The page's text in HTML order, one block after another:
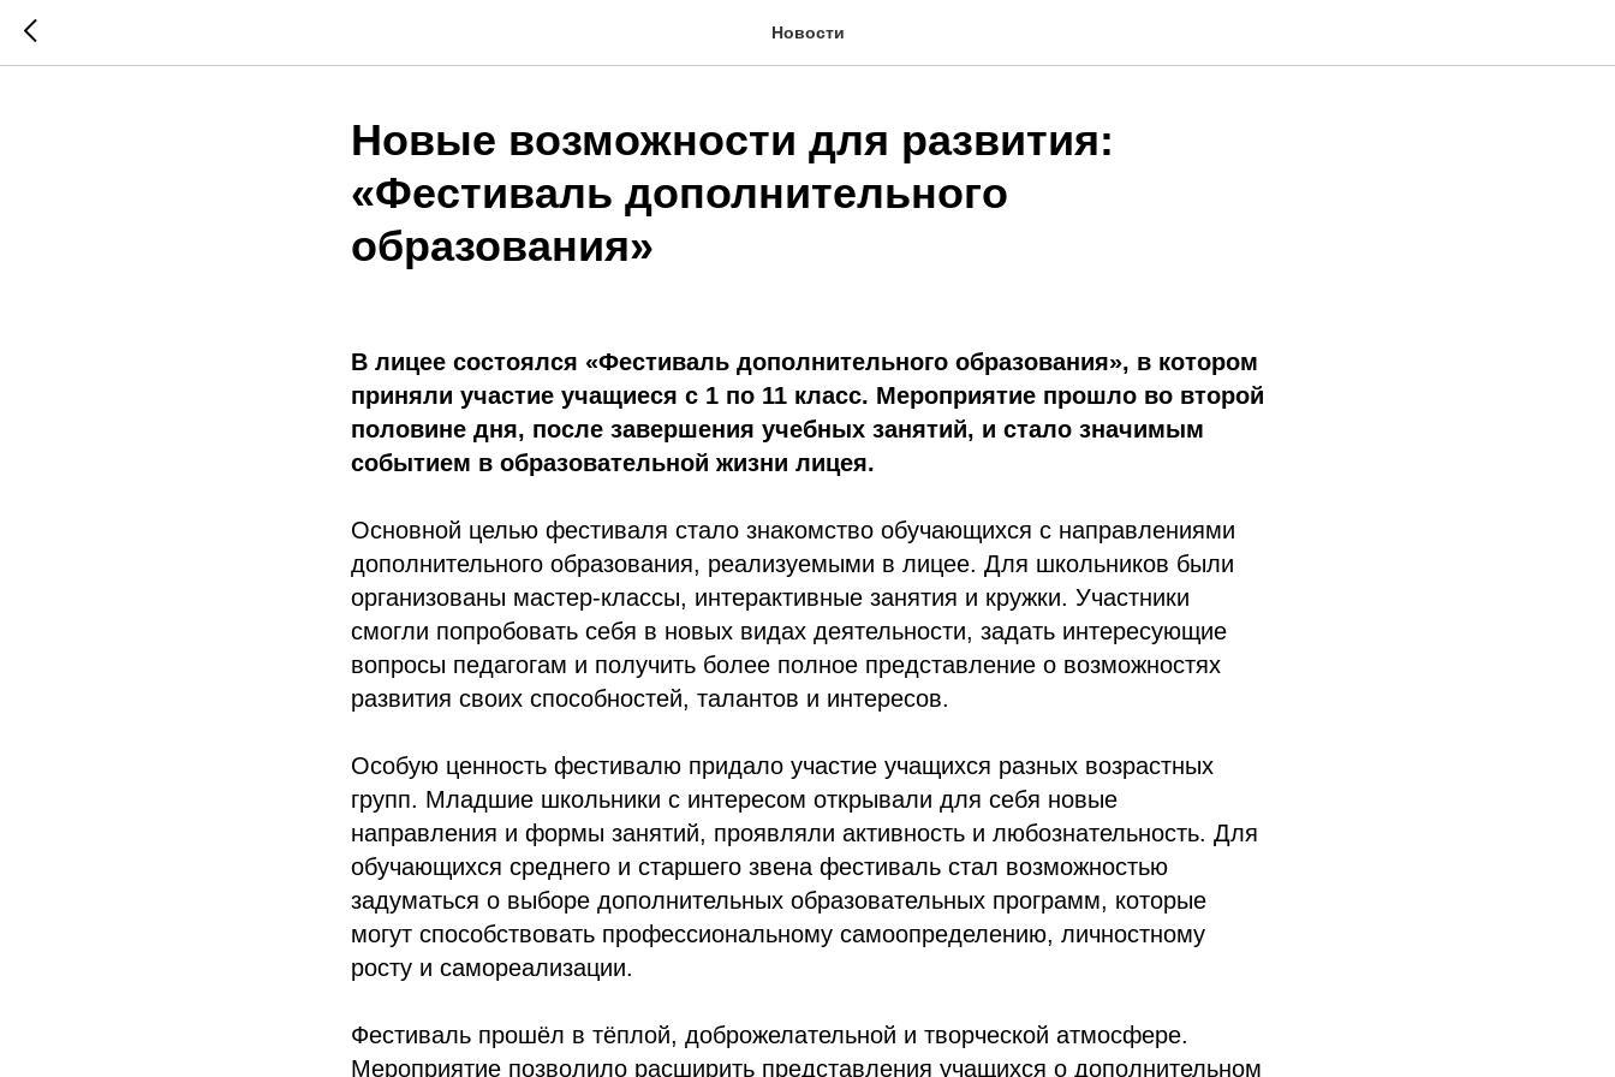
Новости
Новые возможности для развития:
«Фестиваль дополнительного
образования»
В лицее состоялся «Фестиваль дополнительного образования», в котором
приняли участие учащиеся с 1 по 11 класс. Мероприятие прошло во второй
половине дня, после завершения учебных занятий, и стало значимым
событием в образовательной жизни лицея.
Основной целью фестиваля стало знакомство обучающихся с направлениями
дополнительного образования, реализуемыми в лицее. Для школьников были
организованы мастер-классы, интерактивные занятия и кружки. Участники
смогли попробовать себя в новых видах деятельности, задать интересующие
вопросы педагогам и получить более полное представление о возможностях
развития своих способностей, талантов и интересов.
Особую ценность фестивалю придало участие учащихся разных возрастных
групп. Младшие школьники с интересом открывали для себя новые
направления и формы занятий, проявляли активность и любознательность. Для
обучающихся среднего и старшего звена фестиваль стал возможностью
задуматься о выборе дополнительных образовательных программ, которые
могут способствовать профессиональному самоопределению, личностному
росту и самореализации.
Фестиваль прошёл в тёплой, доброжелательной и творческой атмосфере.
Мероприятие позволило расширить представления учащихся о дополнительном